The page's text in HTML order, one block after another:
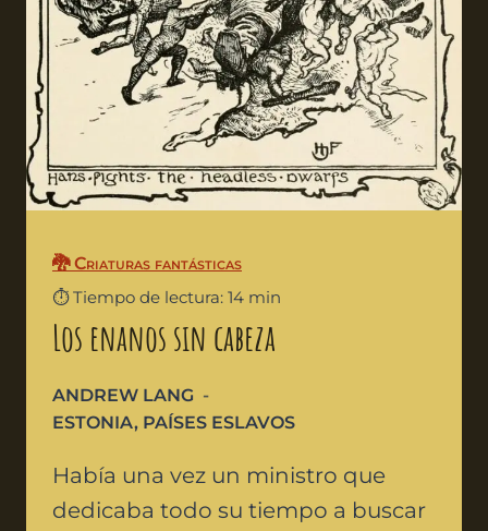
🐉 Criaturas fantásticas
⏱️ Tiempo de lectura: 14 min
Los enanos sin cabeza
ANDREW LANG
ESTONIA, PAÍSES ESLAVOS
Había una vez un ministro que
dedicaba todo su tiempo a buscar